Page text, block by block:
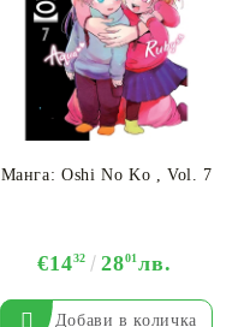
Манга: Oshi No Ko , Vol. 7
€1432 2801лв.